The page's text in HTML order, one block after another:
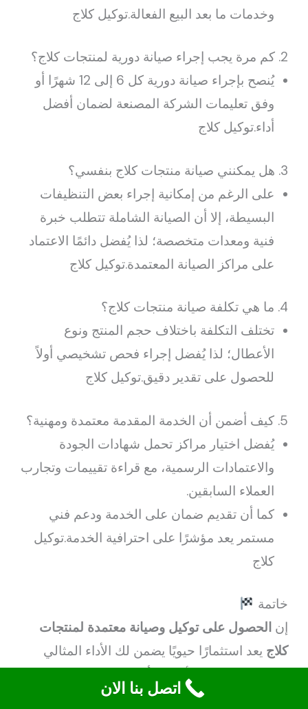
وخدمات ما بعد البيع الفعالة.توكيل كلاج
2. كم مرة يجب إجراء صيانة دورية لمنتجات كلاج؟
يُنصح بإجراء صيانة دورية كل 6 إلى 12 شهرًا أو
وفق تعليمات الشركة المصنعة لضمان أفضل
أداء.توكيل كلاج
3. هل يمكنني صيانة منتجات كلاج بنفسي؟
على الرغم من إمكانية إجراء بعض التنظيفات
البسيطة، إلا أن الصيانة الشاملة تتطلب خبرة
فنية ومعدات متخصصة؛ لذا يُفضل دائمًا الاعتماد
على مراكز الصيانة المعتمدة.توكيل كلاج
4. ما هي تكلفة صيانة منتجات كلاج؟
تختلف التكلفة باختلاف حجم المنتج ونوع
الأعطال؛ لذا يُفضل إجراء فحص تشخيصي أولاً
للحصول على تقدير دقيق.توكيل كلاج
5. كيف أضمن أن الخدمة المقدمة معتمدة ومهنية؟
يُفضل اختيار مراكز تحمل شهادات الجودة
والاعتمادات الرسمية، مع قراءة تقييمات وتجارب
العملاء السابقين.
كما أن تقديم ضمان على الخدمة ودعم فني
مستمر يعد مؤشرًا على احترافية الخدمة.توكيل
كلاج
خاتمة
إنالحصول على توكيل وصيانة معتمدة لمنتجات
كلاج يعد استثمارًا حيويًا يضمن لك الأداء المثالي
واستمرارية عمل الأجهزة بأعلى كفاءة. من خلال
اختيار مراكز صيانة ذات خبرة ومعدات حديثة
اتصل بنا الان